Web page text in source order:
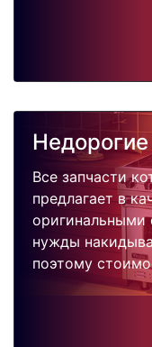
Все запчасти
предлагает в
оригинальными
нужды
поэтому